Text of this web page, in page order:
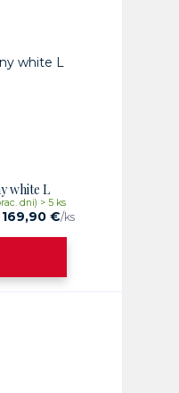
white L
169,90 €/ks
dni) > 5 ks